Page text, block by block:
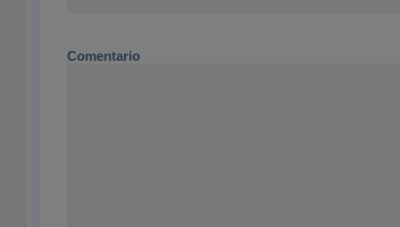
Comentario